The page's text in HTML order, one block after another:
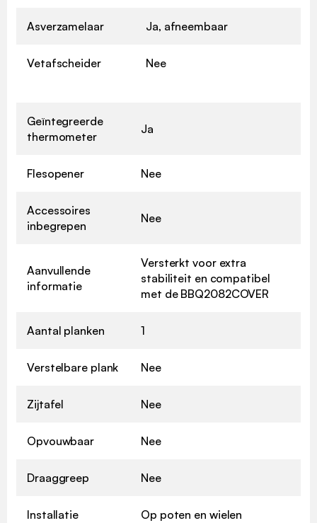
Asverzamelaar Ja, afneembaar
Vetafscheider Nee
Geïntegreerde
thermometer
Ja
Flesopener Nee
Accessoires
inbegrepen
Nee
Aanvullende
informatie
Versterkt voor extra
stabiliteit en compatibel
met de BBQ2082COVER
Aantal planken 1
Verstelbare plank Nee
Zijtafel Nee
Opvouwbaar Nee
Draaggreep Nee
Installatie Op poten en wielen